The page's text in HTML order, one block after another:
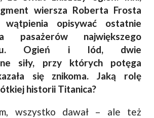
wiersza Roberta Frosta
wątpienia opisywać ostatnie
pasażerów największego
Ogień i lód, dwie
siły, przy których potęga
się znikoma. Jaką rolę
historii Titanica?
wszystko dawał – ale też